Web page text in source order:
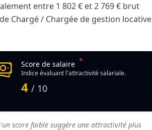
entre 1 802 € et2 769 € brut
Chargé / Chargée de gestion locative
Score de salaire *
Indice évaluant l'attractivité salariale.
4/ 10
score faible suggère une attractivité plus